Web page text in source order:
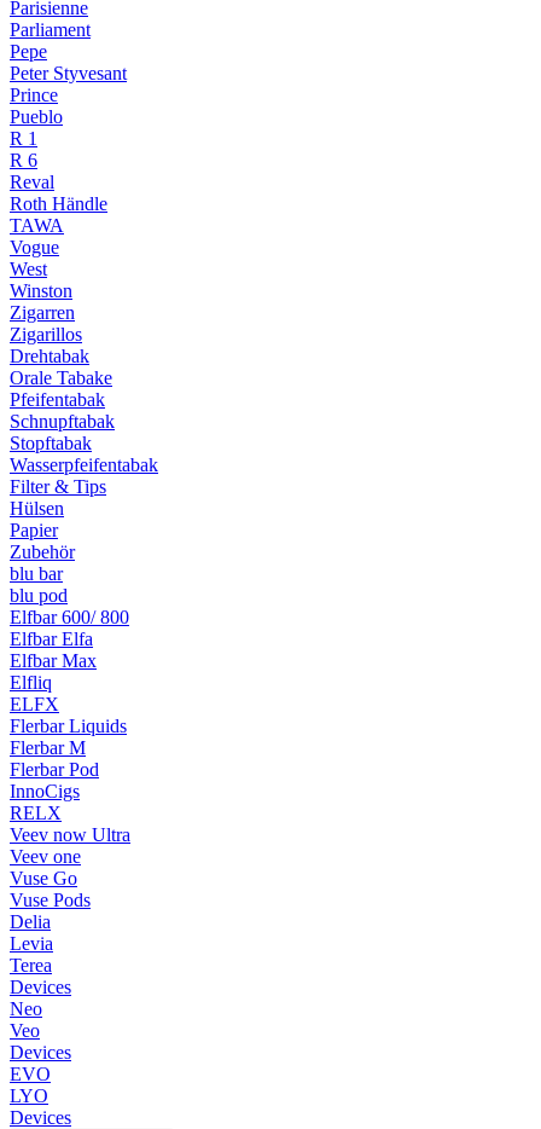
Parisienne
Parliament
Pepe
Peter Styvesant
Prince
Pueblo
R 1
R 6
Reval
Roth Händle
TAWA
Vogue
West
Winston
Zigarren
Zigarillos
Drehtabak
Orale Tabake
Pfeifentabak
Schnupftabak
Stopftabak
Wasserpfeifentabak
Filter & Tips
Hülsen
Papier
Zubehör
blu bar
blu pod
Elfbar 600/ 800
Elfbar Elfa
Elfbar Max
Elfliq
ELFX
Flerbar Liquids
Flerbar M
Flerbar Pod
InnoCigs
RELX
Veev now Ultra
Veev one
Vuse Go
Vuse Pods
Delia
Levia
Terea
Devices
Neo
Veo
Devices
EVO
LYO
Devices